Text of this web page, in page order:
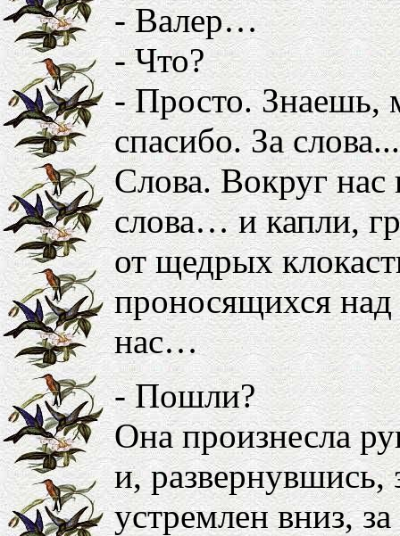
- Валер…
- Что?
- Просто. Знаешь,
спасибо. За
Слова. Вокруг нас
слова… и капли,
от щедрых
проносящихся
нас…
- Пошли?
Она произнесла
и, развернувшись,
устремлен вниз,